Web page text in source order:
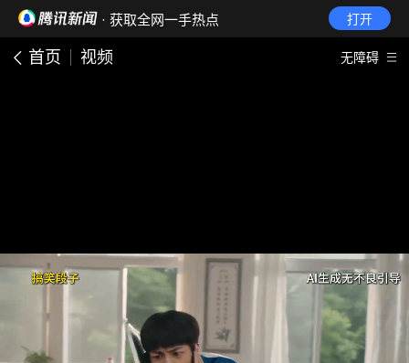
· 获取全网一手热点 打开
首页 视频 无障碍